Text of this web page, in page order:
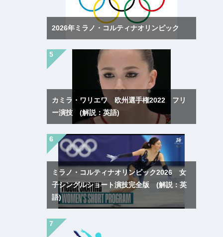
2026年ミラノ・コルティナオリンピック
カミラ・ワリエワ 欧州選手権2022 フリ
ー演技 (解説：英語)
ミラノ・コルティナオリンピック2026 女
子シングルショート演技完全版 (解説：英
語)